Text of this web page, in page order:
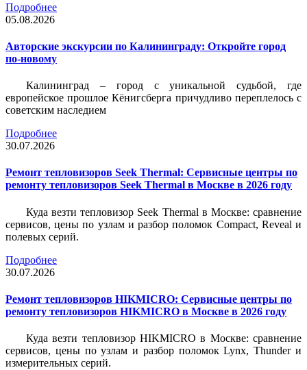
Подробнее
05.08.2026
Авторские экскурсии по Калининграду: Откройте город
по-новому
Калининград – город с уникальной судьбой, где
европейское прошлое Кёнигсберга причудливо переплелось с
советским наследием
Подробнее
30.07.2026
Ремонт тепловизоров Seek Thermal: Сервисные центры по
ремонту тепловизоров Seek Thermal в Москве в 2026 году
Куда везти тепловизор Seek Thermal в Москве: сравнение
сервисов, цены по узлам и разбор поломок Compact, Reveal и
полевых серий.
Подробнее
30.07.2026
Ремонт тепловизоров HIKMICRO: Сервисные центры по
ремонту тепловизоров HIKMICRO в Москве в 2026 году
Куда везти тепловизор HIKMICRO в Москве: сравнение
сервисов, цены по узлам и разбор поломок Lynx, Thunder и
измерительных серий.